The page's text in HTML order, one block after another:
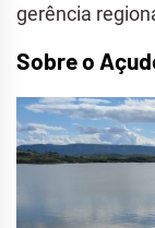
gerência
Sobre o